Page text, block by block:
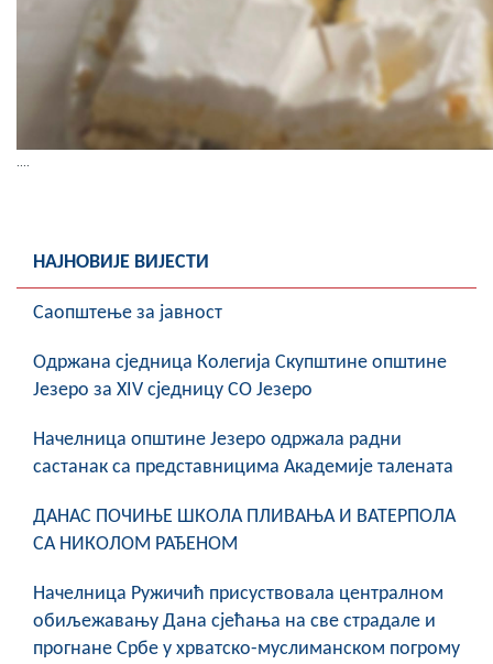
НАЈНОВИЈЕ ВИЈЕСТИ
Саопштење за јавност
Oдржана сједница Колегија Скупштине општине
Језеро за XIV сједницу СО Језеро
Начелница општине Језеро одржала радни
састанак са представницима Академије талената
ДАНАС ПОЧИЊЕ ШКОЛА ПЛИВАЊА И ВАТЕРПОЛА
СА НИКОЛОМ РАЂЕНОМ
Начелница Ружичић присуствовала централном
обиљежавању Дана сјећања на све страдале и
прогнане Србе у хрватско-муслиманском погрому